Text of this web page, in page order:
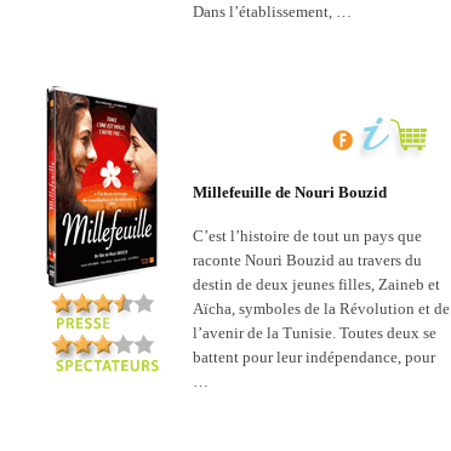
Dans l’établissement, …
Millefeuille de Nouri Bouzid
C’est l’histoire de tout un pays que
raconte Nouri Bouzid au travers du
destin de deux jeunes filles, Zaineb et
Aïcha, symboles de la Révolution et de
l’avenir de la Tunisie. Toutes deux se
battent pour leur indépendance, pour